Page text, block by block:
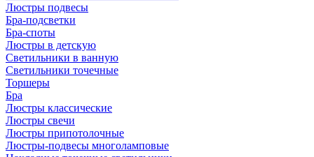
Люстры подвесы
Бра-подсветки
Бра-споты
Люстры в детскую
Светильники в ванную
Светильники точечные
Торшеры
Бра
Люстры классические
Люстры свечи
Люстры припотолочные
Люстры-подвесы многоламповые